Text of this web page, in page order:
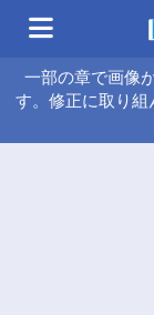
一部の章で画像
す。修正に取り組